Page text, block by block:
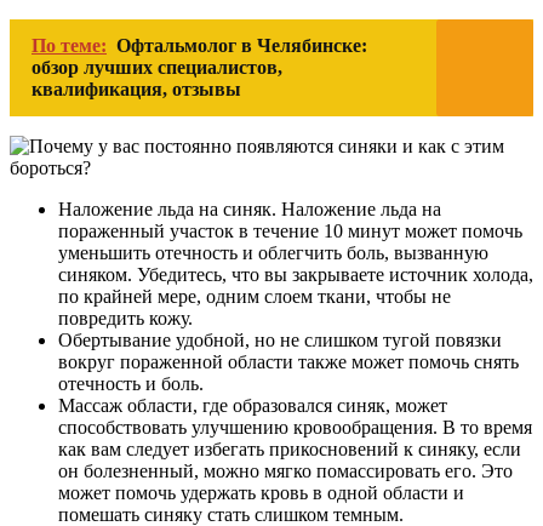
По теме: Офтальмолог в Челябинске:
обзор лучших специалистов,
квалификация, отзывы
Наложение льда на синяк. Наложение льда на
пораженный участок в течение 10 минут может помочь
уменьшить отечность и облегчить боль, вызванную
синяком. Убедитесь, что вы закрываете источник холода,
по крайней мере, одним слоем ткани, чтобы не
повредить кожу.
Обертывание удобной, но не слишком тугой повязки
вокруг пораженной области также может помочь снять
отечность и боль.
Массаж области, где образовался синяк, может
способствовать улучшению кровообращения. В то время
как вам следует избегать прикосновений к синяку, если
он болезненный, можно мягко помассировать его. Это
может помочь удержать кровь в одной области и
помешать синяку стать слишком темным.